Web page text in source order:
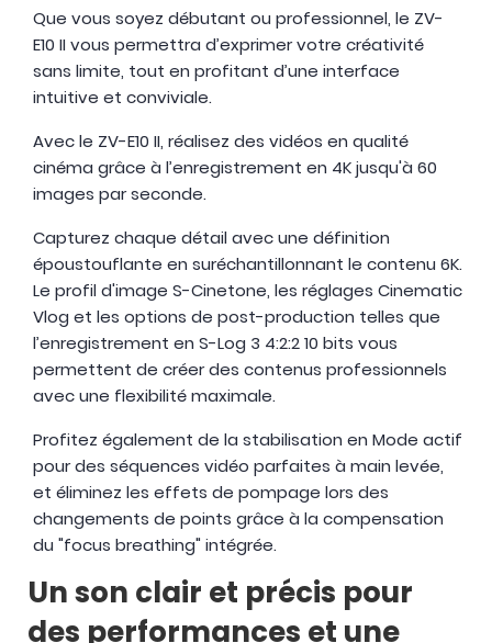
Que vous soyez débutant ou professionnel, le ZV-
E10 II vous permettra d’exprimer votre créativité
sans limite, tout en profitant d’une interface
intuitive et conviviale.
Avec le ZV-E10 II, réalisez des vidéos en qualité
cinéma grâce à l’enregistrement en 4K jusqu'à 60
images par seconde.
Capturez chaque détail avec une définition
époustouflante en suréchantillonnant le contenu 6K.
Le profil d'image S-Cinetone, les réglages Cinematic
Vlog et les options de post-production telles que
l’enregistrement en S-Log 3 4:2:2 10 bits vous
permettent de créer des contenus professionnels
avec une flexibilité maximale.
Profitez également de la stabilisation en Mode actif
pour des séquences vidéo parfaites à main levée,
et éliminez les effets de pompage lors des
changements de points grâce à la compensation
du "focus breathing" intégrée.
Un son clair et précis pour